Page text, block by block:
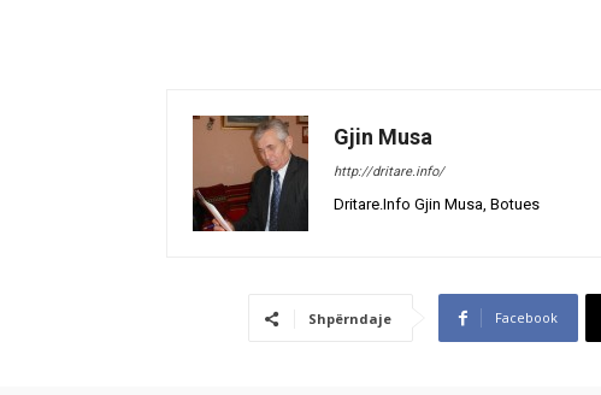
Gjin Musa
http://dritare.info/
Dritare.Info Gjin Musa, Botues
Shpërndaje Facebook